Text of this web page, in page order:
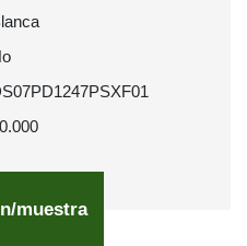
muestra